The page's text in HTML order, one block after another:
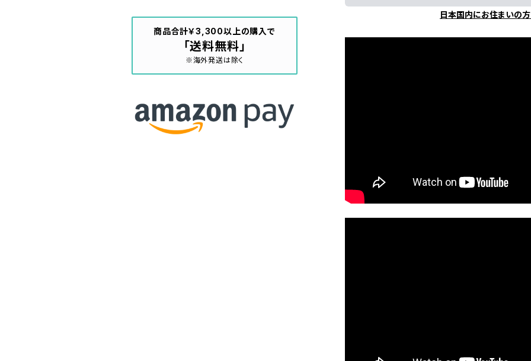
日本国内にお住まいの
商品合計￥3,300以上の購入で
「送料無料」
※海外発送は除く